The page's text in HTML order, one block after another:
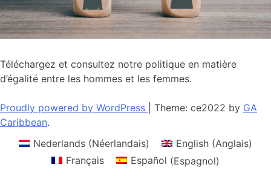
Téléchargez et consultez notre politique en matière
d’égalité entre les hommes et les femmes.
Proudly powered by WordPress Theme: ce2022 by GA
Caribbean.
Nederlands (Néerlandais) English (Anglais)
Français
Español (Espagnol)